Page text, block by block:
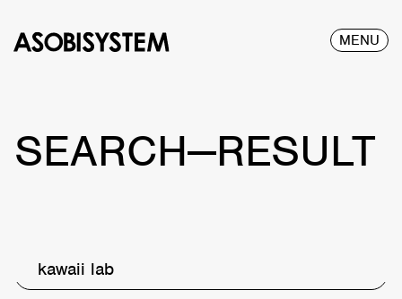
MENU
SEARCH—RESULT
kawaii lab